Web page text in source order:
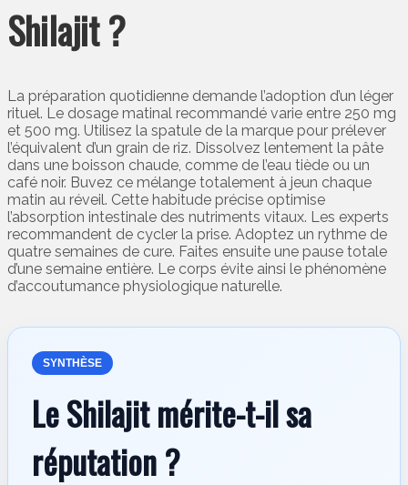
Shilajit ?
La préparation quotidienne demande l’adoption d’un léger
rituel. Le dosage matinal recommandé varie entre 250 mg
et 500 mg. Utilisez la spatule de la marque pour prélever
l’équivalent d’un grain de riz. Dissolvez lentement la pâte
dans une boisson chaude, comme de l’eau tiède ou un
café noir. Buvez ce mélange totalement à jeun chaque
matin au réveil. Cette habitude précise optimise
l’absorption intestinale des nutriments vitaux. Les experts
recommandent de cycler la prise. Adoptez un rythme de
quatre semaines de cure. Faites ensuite une pause totale
d’une semaine entière. Le corps évite ainsi le phénomène
d’accoutumance physiologique naturelle.
SYNTHÈSE
Le Shilajit mérite-t-il sa
réputation ?